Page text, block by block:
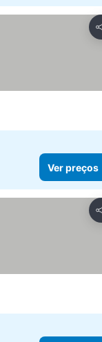
Ver preços